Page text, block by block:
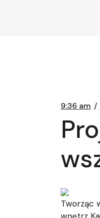
9:36 am
Tworząc